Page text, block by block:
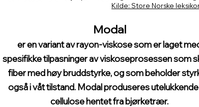
Kilde: Store Norske
Modal
er en variant av rayon-viskose som er laget
spesifikke tilpasninger av viskoseprosessen som
fiber med høy bruddstyrke, og som beholder
også i våt tilstand. Modal produseres
cellulose hentet fra bjørketrær.